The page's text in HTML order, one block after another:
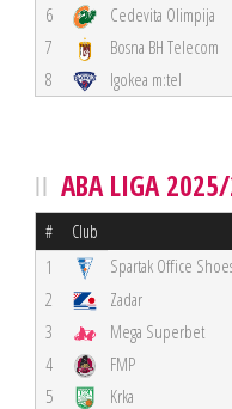
6
Cedevita Olimpija
7
Bosna BH Telecom
8
Igokea m:tel
ABA LIGA
# Club
1 Spartak Office
2
Zadar
3
Mega Superbet
4
FMP
5
Krka